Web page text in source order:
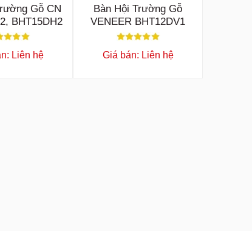
Gỗ CN
BHT15DH2
Liên hệ
Bàn Hội Trường Gỗ
VENEER BHT12DV1
Giá bán: Liên hệ